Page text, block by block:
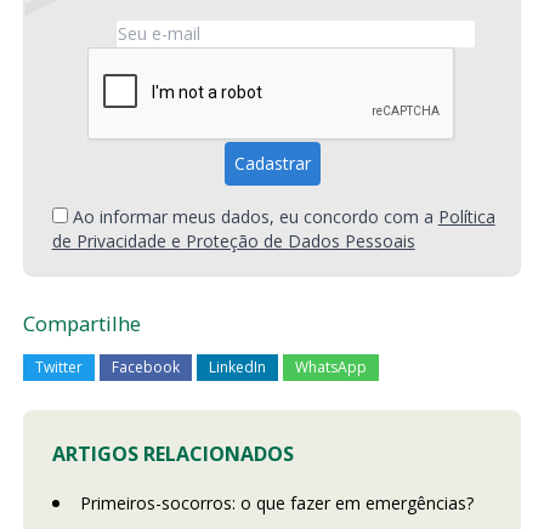
Ao informar meus dados, eu concordo com a Política
de Privacidade e Proteção de Dados Pessoais
Compartilhe
Twitter Facebook LinkedIn WhatsApp
ARTIGOS RELACIONADOS
Primeiros-socorros: o que fazer em emergências?